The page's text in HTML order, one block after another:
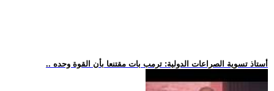
.. أستاذ تسوية الصراعات الدولية: ترمب بات مقتنعا بأن القوة وحده